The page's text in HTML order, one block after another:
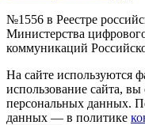
№1556 в Реестре
Министерства
коммуникаций
На сайте используются
использование сайта, вы
персональных данных.
данных — в политике